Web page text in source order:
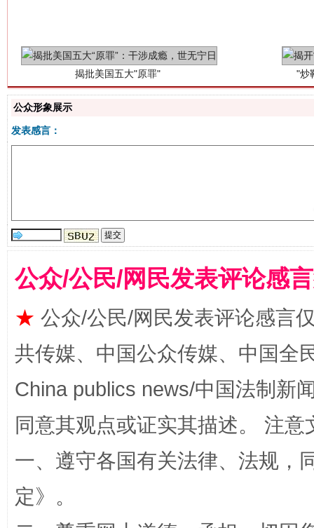
站台名比不上好声名
漫山遍野的桃花与雪山、麦地、白藏房
公众形象展示
发表感言：
公众/公民/网民发表评论感
★ 公众/公民/网民发表评论感言
共传媒、中国公众传媒、中国全
China publics news/中国法制新
同意其观点或证实其描述。 注
一、遵守各国有关法律、法规，
定》。